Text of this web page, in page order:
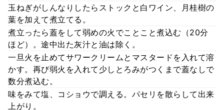
玉ねぎがしんなりしたらストックと白ワイン、月桂樹の
葉を加えて煮立てる。
煮立ったら蓋をして弱めの火でことこと煮込む（20分
ほど）。途中出た灰汁と油は除く。
一旦火を止めてサワークリームとマスタードを入れて溶
かす。再び弱火を入れて少しとろみがつくまで蓋なしで
数分煮込む。
味をみて塩、コショウで調える。パセリを散らして出来
上がり。